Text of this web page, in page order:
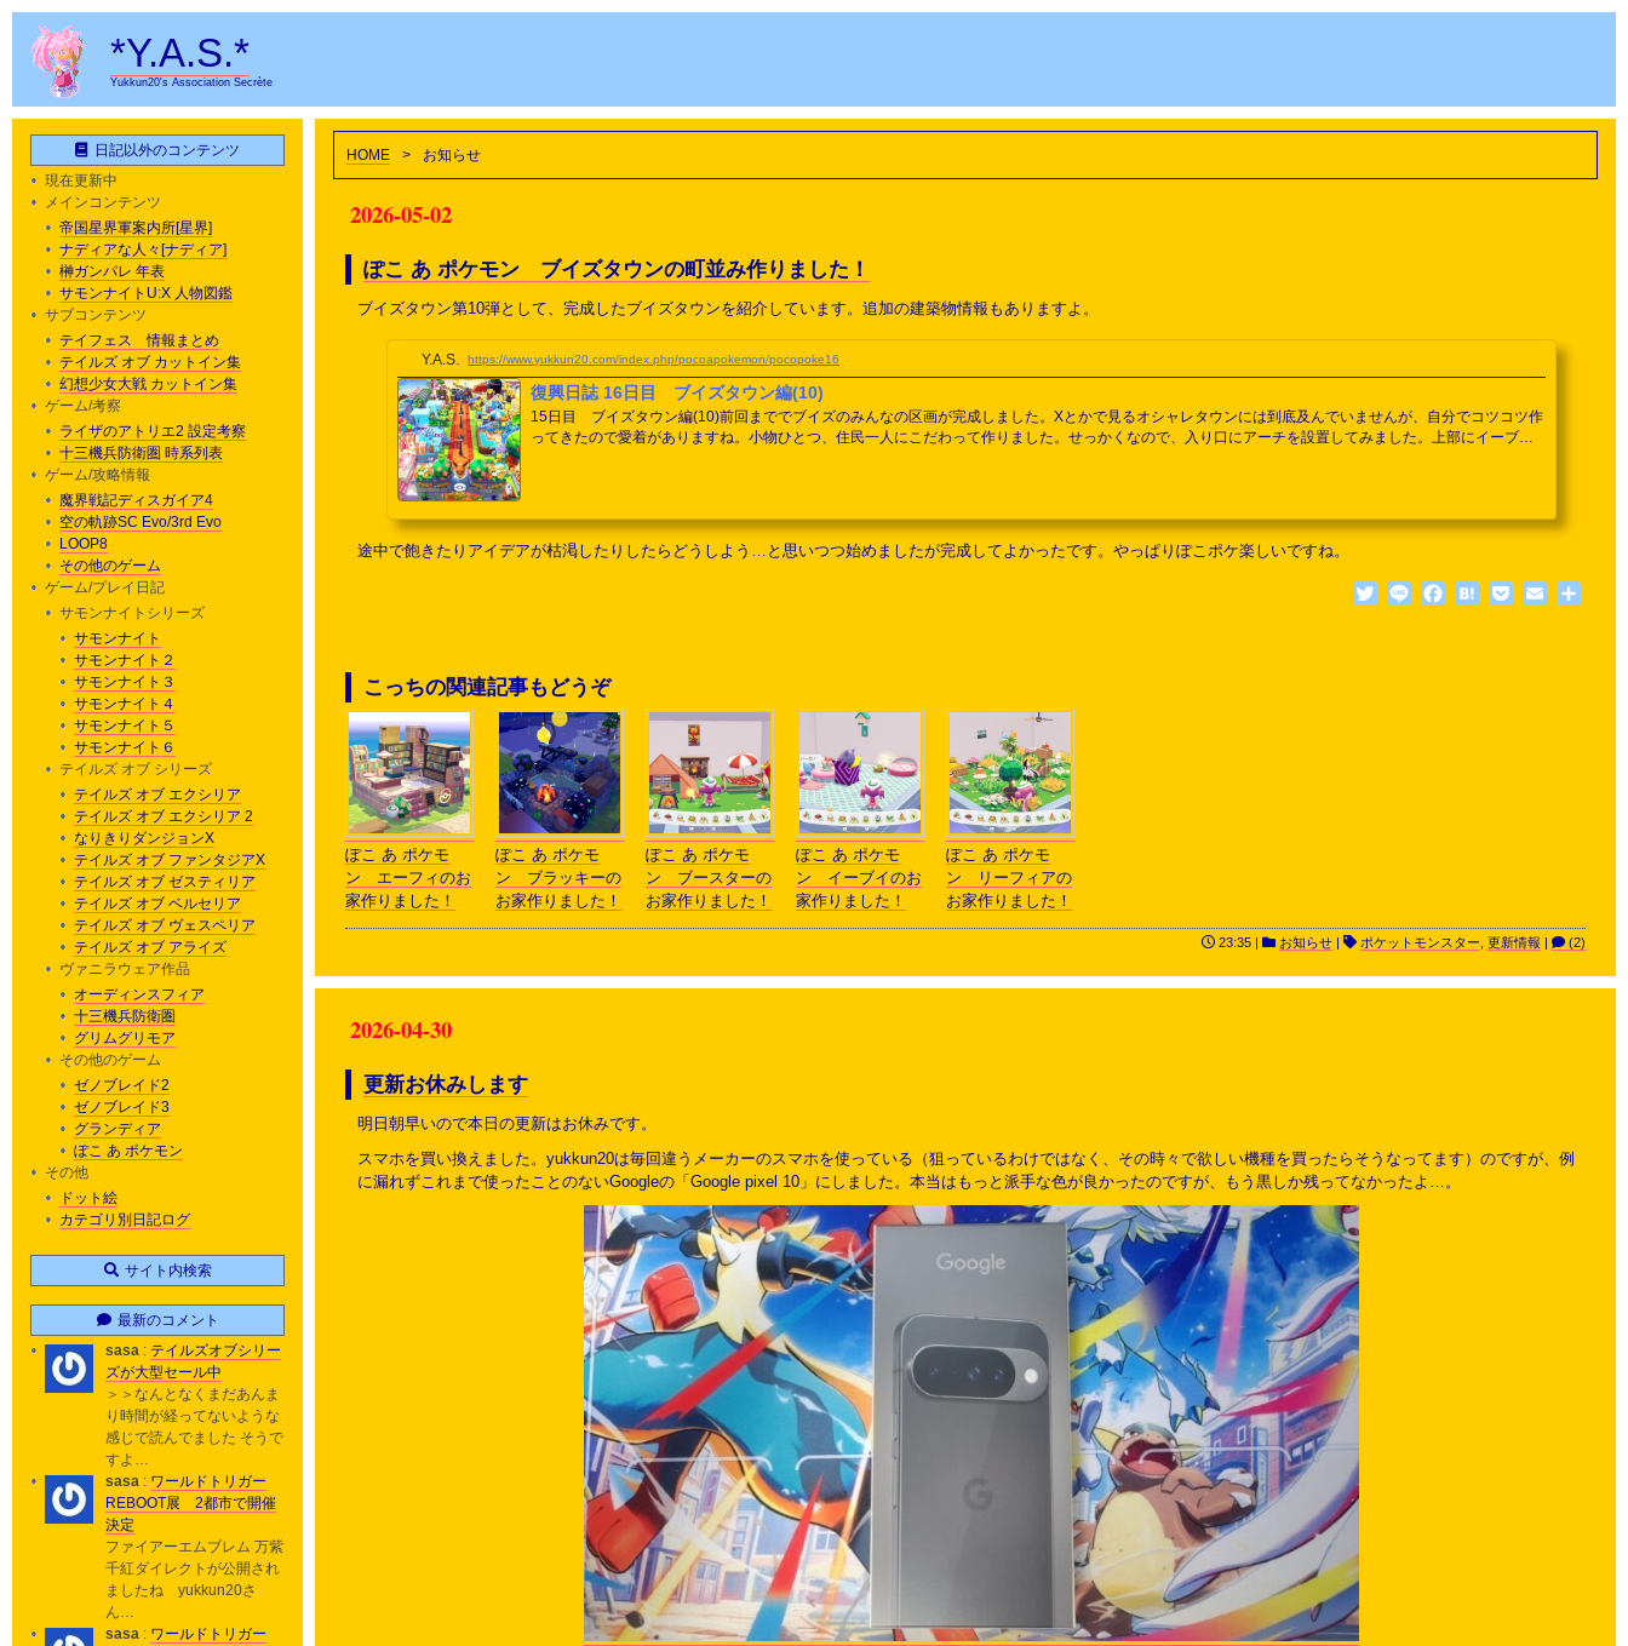
*Y.A.S.*
Yukkun20's Association Secrète
HOME > お知らせ
2026-05-02
ぽこ あ ポケモン ブイズタウンの町並み作りました！
ブイズタウン第10弾として、完成したブイズタウンを紹介しています。追加の建築物情報もありますよ。
Y.A.S. https://www.yukkun20.com/index.php/pocoapokemon/pocopoke16
復興日誌 16日目 ブイズタウン編(10)
15日目 ブイズタウン編(10)前回まででブイズのみんなの区画が完成しました。Xとかで見るオシャレタウンには到底及んでいませんが、自分でコツコツ作
ってきたので愛着がありますね。小物ひとつ、住民一人にこだわって作りました。せっかくなので、入り口にアーチを設置してみました。上部にイーブイ
途中で飽きたりアイデアが枯渇したりしたらどうしよう…と思いつつ始めましたが完成してよかったです。やっぱりぽこポケ楽しいですね。
TwitterLine Facebook
HatenaPocketEmail
こっちの関連記事もどうぞ
ぽこ あ ポケモ
ン エーフィのお
家作りました！
ぽこ あ ポケモ
ン ブラッキーの
お家作りました！
ぽこ あ ポケモ
ン ブースターの
お家作りました！
ぽこ あ ポケモ
ン イーブイのお
家作りました！
ぽこ あ ポケモ
ン リーフィアの
お家作りました！
23:35 | お知らせ ポケットモンスター 更新情報 (2)
2026-04-30
更新お休みします
明日朝早いので本日の更新はお休みです。
スマホを買い換えました。yukkun20は毎回違うメーカーのスマホを使っている（狙っているわけではなく、その時々で欲しい機種を買ったらそうなってます）のですが、例
に漏れずこれまで使ったことのないGoogleの「Google pixel 10」にしました。本当はもっと派手な色が良かったのですが、もう黒しか残ってなかったよ…。
日記以外のコンテンツ
現在更新中
メインコンテンツ
帝国星界軍案内所[星界]
ナディアな人々[ナディア]
榊ガンパレ 年表
サモンナイトU:X 人物図鑑
サブコンテンツ
テイフェス 情報まとめ
テイルズ オブ カットイン集
幻想少女大戦 カットイン集
ゲーム/考察
ライザのアトリエ2 設定考察
十三機兵防衛圏 時系列表
ゲーム/攻略情報
魔界戦記ディスガイア4
空の軌跡SC Evo/3rd Evo
LOOP8
その他のゲーム
ゲーム/プレイ日記
サモンナイトシリーズ
サモンナイト
サモンナイト２
サモンナイト３
サモンナイト４
サモンナイト５
サモンナイト６
テイルズ オブ シリーズ
テイルズ オブ エクシリア
テイルズ オブ エクシリア 2
なりきりダンジョンX
テイルズ オブ ファンタジアX
テイルズ オブ ゼスティリア
テイルズ オブ ベルセリア
テイルズ オブ ヴェスペリア
テイルズ オブ アライズ
ヴァニラウェア作品
オーディンスフィア
十三機兵防衛圏
グリムグリモア
その他のゲーム
ゼノブレイド2
ゼノブレイド3
グランディア
ぽこ あ ポケモン
その他
ドット絵
カテゴリ別日記ログ
サイト内検索
最新のコメント
sasa : テイルズオブシリー
ズが大型セール中
＞＞なんとなくまだあんま
り時間が経ってないような
感じで読んでました そうで
すよ…
sasa : ワールドトリガー
REBOOT展 2都市で開催
決定
ファイアーエムブレム 万紫
千紅ダイレクトが公開され
ましたね yukkun20さ
ん…
sasa : ワールドトリガー